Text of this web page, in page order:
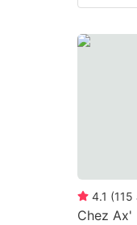
4.1 (115
Chez Ax'